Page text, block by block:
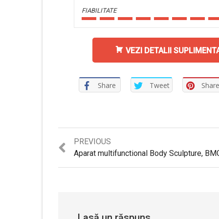
FIABILITATE
VEZI DETALII
Share Tweet Share
PREVIOUS
Previous
post: